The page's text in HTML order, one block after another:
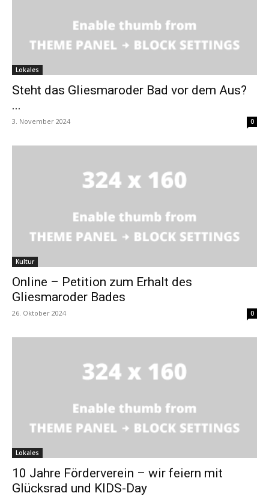
Lokales
Steht das Gliesmaroder Bad vor dem Aus?
...
3. November 2024 0
Kultur
Online – Petition zum Erhalt des
Gliesmaroder Bades
26. Oktober 2024 0
Lokales
10 Jahre Förderverein – wir feiern mit
Glücksrad und KIDS-Day